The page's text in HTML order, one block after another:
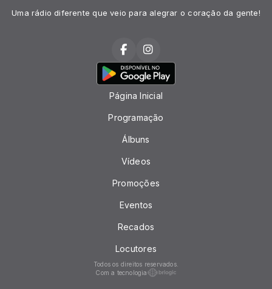
Uma rádio diferente que veio para alegrar o coração da gente!
Página Inicial
Programação
Álbuns
Vídeos
Promoções
Eventos
Recados
Locutores
Todos os direitos reservados.
Com a tecnologia